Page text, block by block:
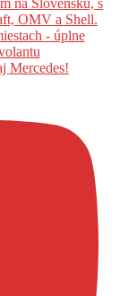
Mercedes!